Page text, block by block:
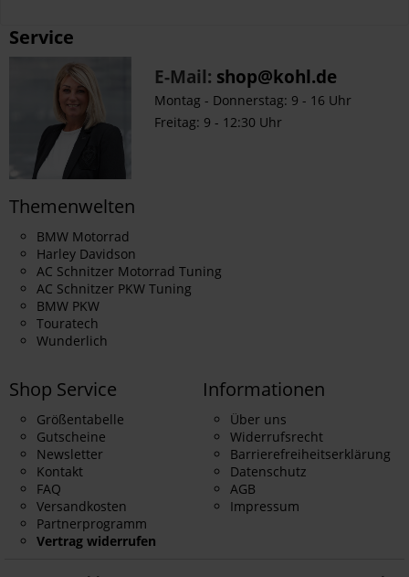
Service
E-Mail: shop@kohl.de
Montag - Donnerstag: 9 - 16 Uhr
Freitag: 9 - 12:30 Uhr
Themenwelten
BMW Motorrad
Harley Davidson
AC Schnitzer Motorrad Tuning
AC Schnitzer PKW Tuning
BMW PKW
Touratech
Wunderlich
Shop Service
Größentabelle
Gutscheine
Newsletter
Kontakt
FAQ
Versandkosten
Partnerprogramm
Vertrag widerrufen
Informationen
Über uns
Widerrufsrecht
Barrierefreiheitserklärung
Datenschutz
AGB
Impressum